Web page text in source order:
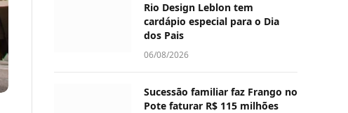
Rio Design Leblon tem
cardápio especial para o Dia
dos Pais
06/08/2026
Sucessão familiar faz Frango no
Pote faturar R$ 115 milhões